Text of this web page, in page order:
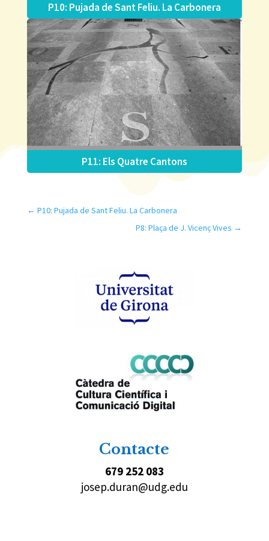
P10: Pujada de Sant Feliu. La Carbonera
P11: Els Quatre Cantons
← P10: Pujada de Sant Feliu. La Carbonera
P8: Plaça de J. Vicenç Vives →
Contacte
679 252 083
josep.duran@udg.edu